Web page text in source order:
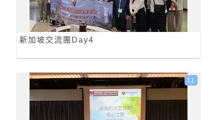
新加坡交流團Day4
11